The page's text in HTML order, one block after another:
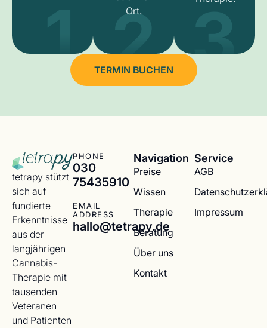
1
Ort.
2 3
TERMIN BUCHEN
tetrapy stützt
sich auf
fundierte
Erkenntnisse
aus der
langjährigen
Cannabis-
Therapie mit
tausenden
Veteranen
und Patienten
PHONE
030
75435910
EMAIL
ADDRESS
hallo@tetrapy.de
Navigation
Preise
Wissen
Therapie
Beratung
Über uns
Kontakt
Service
AGB
Impressum